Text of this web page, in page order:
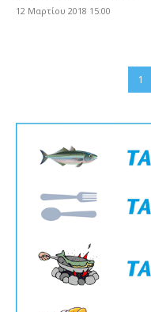
12 Μαρτίου 2018 15:00
1